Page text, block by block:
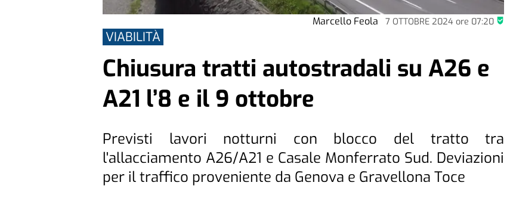
Marcello Feola 7 OTTOBRE 2024ore 07:20
VIABILITÀ
Chiusura tratti autostradali su A26 e
A21 l’8 e il 9 ottobre
Previsti lavori notturni con blocco del tratto tra
l'allacciamento A26/A21 e Casale Monferrato Sud. Deviazioni
per il traffico proveniente da Genova e Gravellona Toce